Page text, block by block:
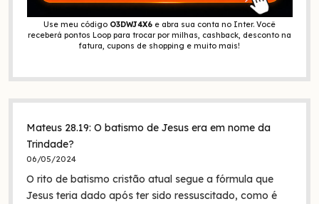
Use meu código O3DWJ4X6 e abra sua conta no Inter. Você
receberá pontos Loop para trocar por milhas, cashback, desconto na
fatura, cupons de shopping e muito mais!
Mateus 28.19: O batismo de Jesus era em nome da
Trindade?
06/05/2024
O rito de batismo cristão atual segue a fórmula que
Jesus teria dado após ter sido ressuscitado, como é